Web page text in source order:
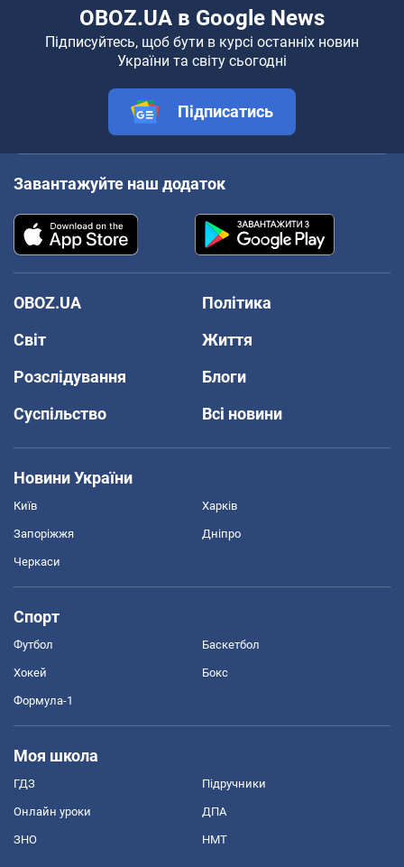
OBOZ.UA в Google News
Підписуйтесь, щоб бути в курсі останніх новин
України та світу сьогодні
Підписатись
Завантажуйте наш додаток
OBOZ.UA
Політика
Світ
Життя
Розслідування
Блоги
Суспільство
Всі новини
Новини України
Київ Харків
Запоріжжя Дніпро
Черкаси
Спорт
Футбол Баскетбол
Хокей Бокс
Формула-1
Моя школа
ГДЗ Підручники
Онлайн уроки ДПА
ЗНО НМТ